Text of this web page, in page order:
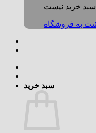
به فروشگاه
سبد خرید